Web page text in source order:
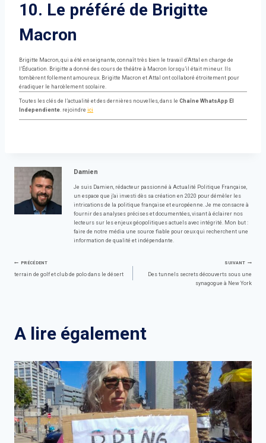
10. Le préféré de Brigitte
Macron
Brigitte Macron, qui a été enseignante, connaît très bien le travail d’Attal en charge de
l’Éducation. Brigitte a donné des cours de théâtre à Macron lorsqu’il était mineur. Ils
tombèrent follement amoureux. Brigitte Macron et Attal ont collaboré étroitement pour
éradiquer le harcèlement scolaire.
Toutes les clés de l’actualité et des dernières nouvelles, dans le Chaîne WhatsApp El
Independiente. rejoindre ici
Damien
Je suis Damien, rédacteur passionné à Actualité Politique Française,
un espace que j'ai investi dès sa création en 2020 pour démêler les
intrications de la politique française et européenne. Je me consacre à
fournir des analyses précises et documentées, visant à éclairer nos
lecteurs sur les enjeux géopolitiques actuels avec intégrité. Mon but :
faire de notre média une source fiable pour ceux qui recherchent une
information de qualité et indépendante.
Navigation
PRÉCÉDENT
terrain de golf et club de polo dans le désert
SUIVANT
Des tunnels secrets découverts sous une
synagogue à New York
A lire également